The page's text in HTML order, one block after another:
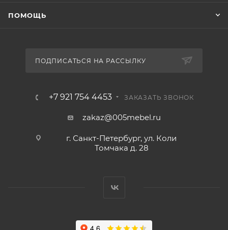
ПОМОЩЬ
ПОДПИСАТЬСЯ НА РАССЫЛКУ
+7 921 754 4453 ЗАКАЗАТЬ ЗВОНОК
zakaz@005mebel.ru
г. Санкт-Петербург, ул. Коли
Томчака д. 28